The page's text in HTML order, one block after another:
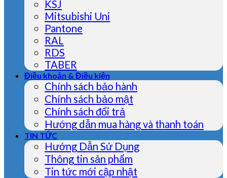
KSJ
Mitsubishi Uni
Pantone
RAL
RDS
TABER
Điều khoản & Điều kiện
Chính sách bảo hành
Chính sách bảo mật
Chính sách đổi trả
Hướng dẫn mua hàng và thanh toán
TIN TỨC
Hướng Dẫn Sử Dụng
Thông tin sản phẩm
Tin tức mới cập nhật